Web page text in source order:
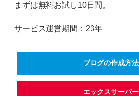
まずは無料お試し10日間。
サービス運営期間：23年
ブログの作成方法
エックスサーバー